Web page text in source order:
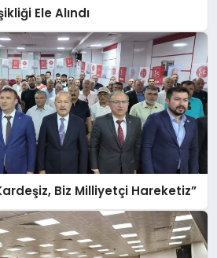
Ele Alındı
Biz Milliyetçi Hareketiz”